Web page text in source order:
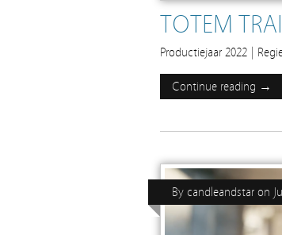
TOTEM
Productiejaar 2022 |
Continue reading →
By candleandstar on